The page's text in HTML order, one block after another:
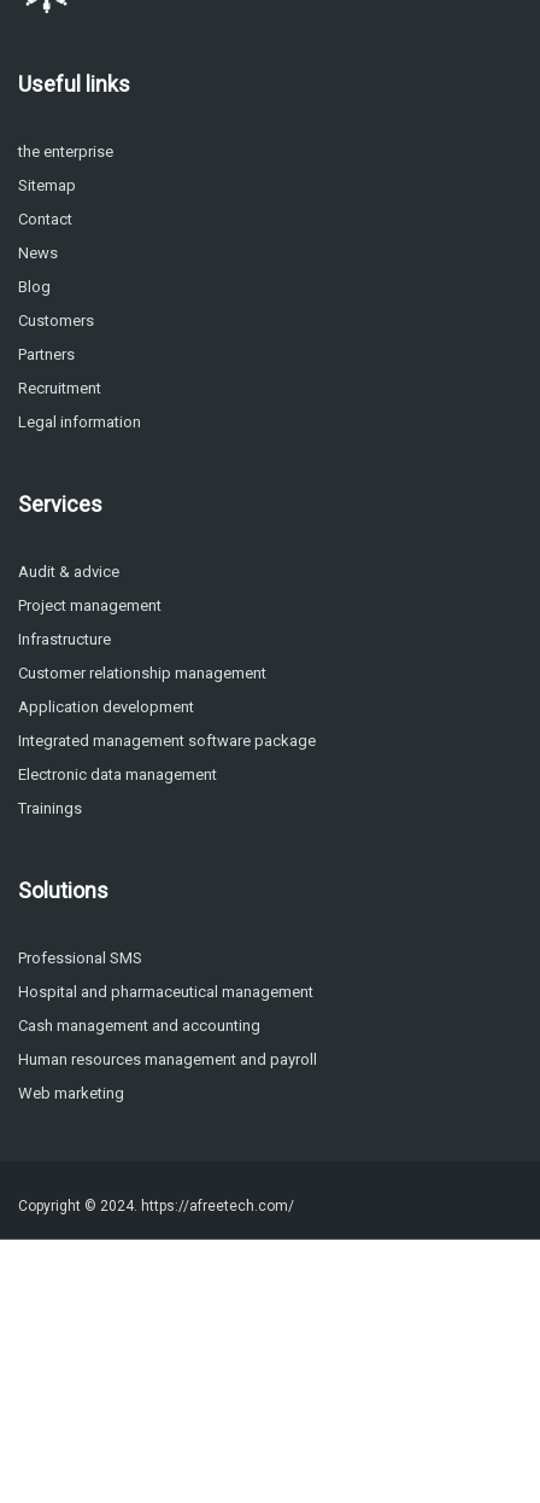
Useful links
the enterprise
Sitemap
Contact
News
Blog
Customers
Partners
Recruitment
Legal information
Services
Audit & advice
Project management
Infrastructure
Customer relationship management
Application development
Integrated management software package
Electronic data management
Trainings
Solutions
Professional SMS
Hospital and pharmaceutical management
Cash management and accounting
Human resources management and payroll
Web marketing
Copyright © 2024. https://afreetech.com/